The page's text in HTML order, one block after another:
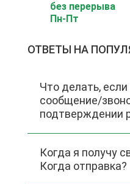
без перерыва
Пн-Пт
ОТВЕТЫ НА
Что делать,
сообщение/
подтверждении
Когда я получу
Когда отправка?